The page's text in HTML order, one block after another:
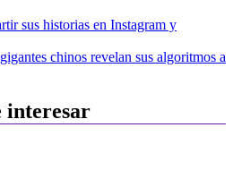
sus historias en Instagram y
chinos revelan sus algoritmos a
interesar